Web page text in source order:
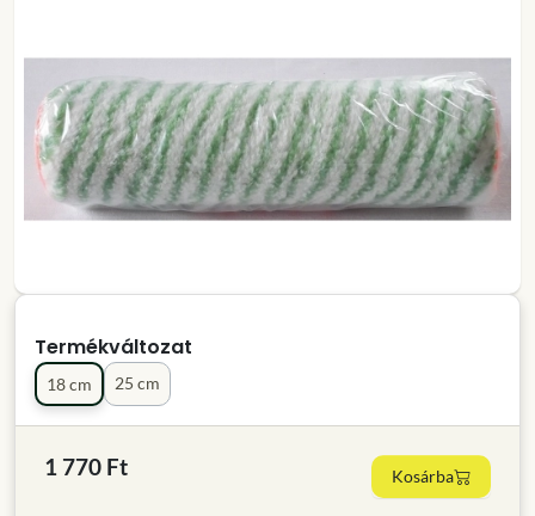
Termékváltozat
18 cm 25 cm
1 770 Ft Kosárba